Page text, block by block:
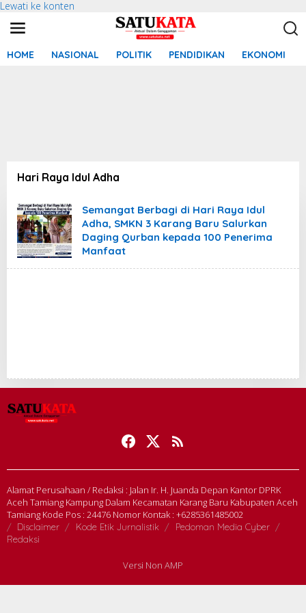
Lewati ke konten
HOME NASIONAL POLITIK PENDIDIKAN EKONOMI
Hari Raya Idul Adha
Semangat Berbagi di Hari Raya Idul
Adha, SMKN 3 Karang Baru Salurkan
Daging Qurban kepada 100 Penerima
Manfaat
Alamat Perusahaan / Redaksi : Jalan Ir. H. Juanda Depan Kantor DPRK
Aceh Tamiang Kampung Dalam Kecamatan Karang Baru Kabupaten Aceh
Tamiang Kode Pos : 24476 Nomor Kontak : +6285361485002
Disclaimer Kode Etik Jurnalistik
Pedoman Media Cyber
Redaksi
Versi Non AMP